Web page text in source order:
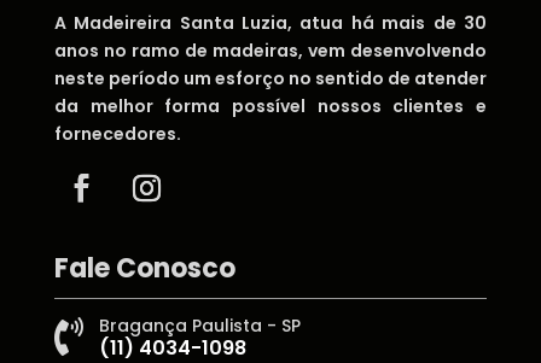
A Madeireira Santa Luzia, atua há mais de 30
anos no ramo de madeiras, vem desenvolvendo
neste período um esforço no sentido de atender
da melhor forma possível nossos clientes e
fornecedores.
Fale Conosco
 Bragança Paulista - SP
(11) 4034-1098